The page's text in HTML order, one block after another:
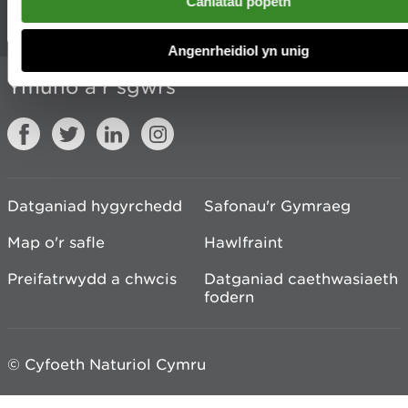
Angenrheidiol yn unig
Cysylltu â ni
Ymuno â'r sgwrs
Datganiad hygyrchedd
Safonau'r Gymraeg
Map o'r safle
Hawlfraint
Preifatrwydd a chwcis
Datganiad caethwasiaeth
fodern
© Cyfoeth Naturiol Cymru